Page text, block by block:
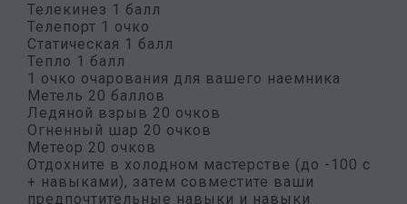
Телекинез 1 балл
Телепорт 1 очко
Статическая 1 балл
Тепло 1 балл
1 очко очарования для вашего наемника
Метель 20 баллов
Ледяной взрыв 20 очков
Огненный шар 20 очков
Метеор 20 очков
Отдохните в холодном мастерстве (до -100 с
+ навыками), затем совместите ваши
предпочтительные навыки и навыки